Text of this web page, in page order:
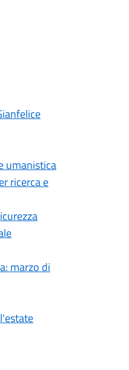
umanistica
ricerca e
marzo di